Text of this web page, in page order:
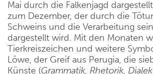
Mai durch die Falkenjagd
zum Dezember, der durch die
Schweins und die Verarbeitung
dargestellt wird. Mit den Monaten
Tierkreiszeichen und weitere
Löwe, der Greif aus Perugia, die
Künste (Grammatik, Rhetorik,